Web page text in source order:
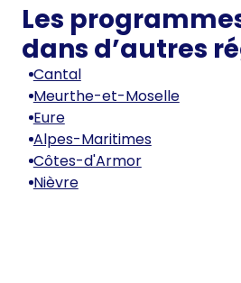
Les
dans d’autres
Cantal
Meurthe-et-Moselle
Eure
Alpes-Maritimes
Côtes-d'Armor
Nièvre